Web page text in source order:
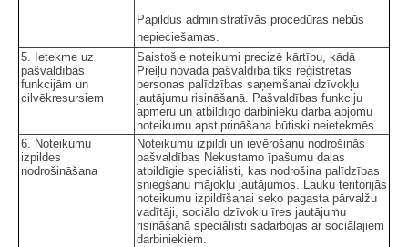
Papildus administratīvās procedūras nebūs
nepieciešamas.
5. Ietekme uz
pašvaldības
funkcijām un
cilvēkresursiem
Saistošie noteikumi precizē kārtību, kādā
Preiļu novada pašvaldībā tiks reģistrētas
personas palīdzības saņemšanai dzīvokļu
jautājumu risināšanā. Pašvaldības funkciju
apmēru un atbildīgo darbinieku darba apjomu
noteikumu apstiprināšana būtiski neietekmēs.
6. Noteikumu
izpildes
nodrošināšana
Noteikumu izpildi un ievērošanu nodrošinās
pašvaldības Nekustamo īpašumu daļas
atbildīgie speciālisti, kas nodrošina palīdzības
sniegšanu mājokļu jautājumos. Lauku teritorijās
noteikumu izpildīšanai seko pagasta pārvalžu
vadītāji, sociālo dzīvokļu īres jautājumu
risināšanā speciālisti sadarbojas ar sociālajiem
darbiniekiem.